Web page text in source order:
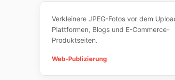
Verkleinere JPEG-Fotos vor dem
Plattformen, Blogs und E-Commerce-
Produktseiten.
Web-Publizierung